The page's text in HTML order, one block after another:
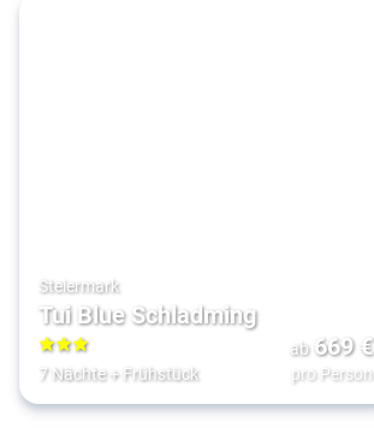
Steiermark
Tui Blue Schladming
3
7 Nächte+ Frühstück
ab 669€
pro Person